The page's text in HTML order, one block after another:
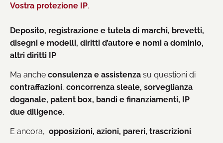
Vostra protezione IP.
Deposito, registrazione e tutela di marchi, brevetti,
disegni e modelli, diritti d’autore e nomi a dominio,
altri diritti IP.
Ma anche consulenza e assistenza su questioni di
contraffazioni, concorrenza sleale, sorveglianza
doganale, patent box, bandi e finanziamenti, IP
due diligence.
E ancora, opposizioni, azioni, pareri, trascrizioni.